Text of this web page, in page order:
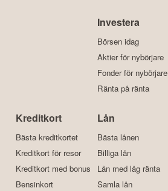
Investera
Börsen idag
Aktier för nybörjare
Fonder för nybörjare
Ränta på ränta
Kreditkort
Bästa kreditkortet
Kreditkort för resor
Kreditkort med bonus
Bensinkort
Lån
Bästa lånen
Billiga lån
Lån med låg ränta
Samla lån